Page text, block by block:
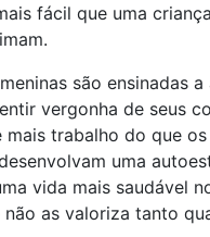
fácil que uma
são ensinadas
vergonha de seus
trabalho do que
uma
vida mais saudável
as valoriza tanto